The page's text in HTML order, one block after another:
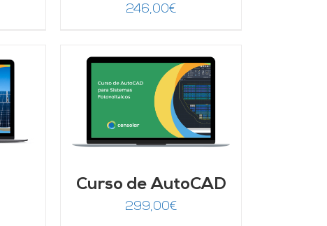
246,00€
Curso de AutoCAD
299,00€